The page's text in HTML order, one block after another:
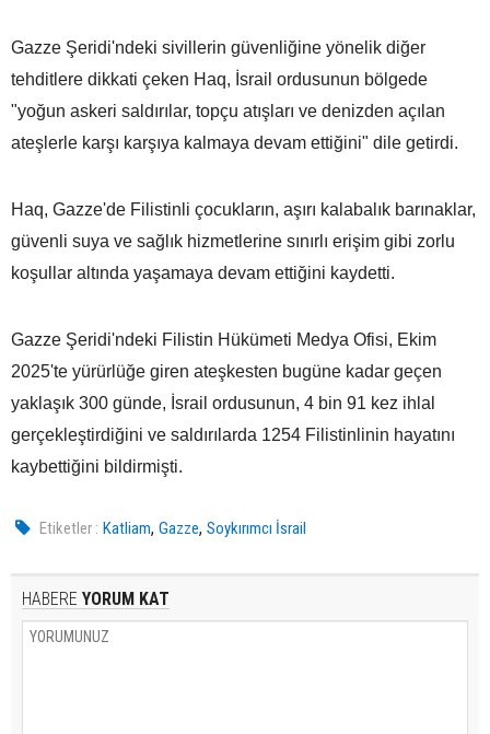
Gazze Şeridi'ndeki sivillerin güvenliğine yönelik diğer
tehditlere dikkati çeken Haq, İsrail ordusunun bölgede
"yoğun askeri saldırılar, topçu atışları ve denizden açılan
ateşlerle karşı karşıya kalmaya devam ettiğini" dile getirdi.
Haq, Gazze'de Filistinli çocukların, aşırı kalabalık barınaklar,
güvenli suya ve sağlık hizmetlerine sınırlı erişim gibi zorlu
koşullar altında yaşamaya devam ettiğini kaydetti.
Gazze Şeridi'ndeki Filistin Hükümeti Medya Ofisi, Ekim
2025'te yürürlüğe giren ateşkesten bugüne kadar geçen
yaklaşık 300 günde, İsrail ordusunun, 4 bin 91 kez ihlal
gerçekleştirdiğini ve saldırılarda 1254 Filistinlinin hayatını
kaybettiğini bildirmişti.
Etiketler : Katliam,Gazze,Soykırımcı İsrail
HABERE YORUM KAT